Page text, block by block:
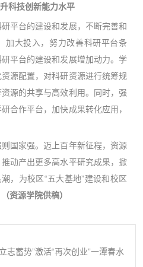
科技创新能力水平
平台的建设和发展，不断完善和
加大投入，努力改善科研平台条
平台的建设和发展增加动力。学
源配置，对科研资源进行统筹规
源的共享与高效利用。同时，强
合作平台，加快成果转化应用，
国家强。迈上百年新征程，资源
动产出更多高水平研究成果，掀
，为校区“五大基地”建设和校区
资源学院供稿）
志蓄势”激活“再次创业”一潭春水